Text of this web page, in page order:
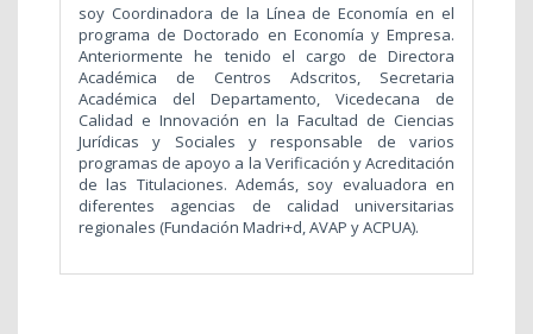
soy Coordinadora de la Línea de Economía en el
programa de Doctorado en Economía y Empresa.
Anteriormente he tenido el cargo de Directora
Académica de Centros Adscritos, Secretaria
Académica del Departamento, Vicedecana de
Calidad e Innovación en la Facultad de Ciencias
Jurídicas y Sociales y responsable de varios
programas de apoyo a la Verificación y Acreditación
de las Titulaciones. Además, soy evaluadora en
diferentes agencias de calidad universitarias
regionales (Fundación Madri+d, AVAP y ACPUA).